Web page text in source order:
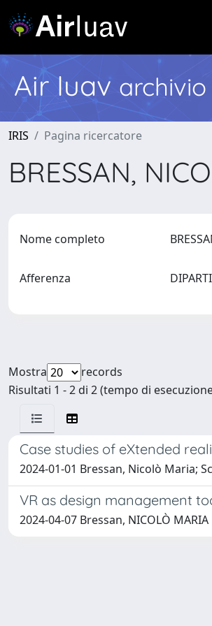
Air Iuav
IRIS Pagina ricercatore
BRESSAN,
Nome completo
Afferenza
Mostra
records
Risultati 1 - 2 di 2 (tempo di
Case studies of eXtended
2024-01-01 Bressan, Nicolò Maria;
VR as design management
2024-04-07 Bressan, NICOLÒ MARIA